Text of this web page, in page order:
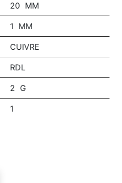
20 MM
1 MM
CUIVRE
RDL
2 G
1